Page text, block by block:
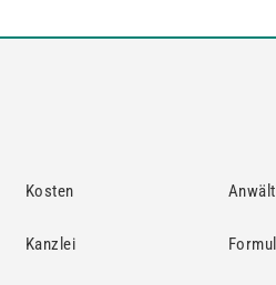
Kosten
Kanzlei